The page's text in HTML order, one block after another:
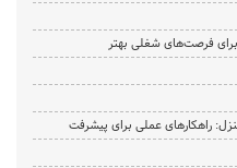
برای فرصت‌های شغلی بهتر
راهکارهای عملی برای پیشرفت